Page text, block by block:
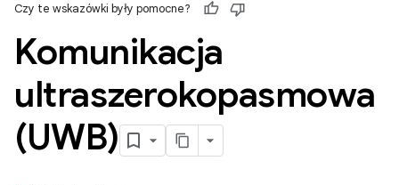
Czy te wskazówki były pomocne?
Komunikacja
ultraszerokopasmowa
(UWB)